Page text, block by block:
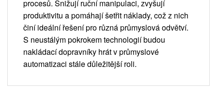
procesů. Snižují ruční manipulaci, zvyšují
produktivitu a pomáhají šetřit náklady, což z nich
činí ideální řešení pro různá průmyslová odvětví.
S neustálým pokrokem technologií budou
nakládací dopravníky hrát v průmyslové
automatizaci stále důležitější roli.